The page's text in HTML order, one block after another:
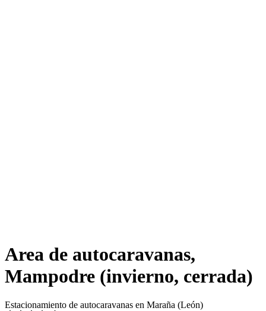
Area de autocaravanas,
Mampodre (invierno, cerrada)
Estacionamiento de autocaravanas en Maraña (León)